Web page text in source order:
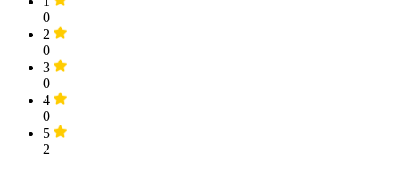
0
2
0
3
0
4
0
5
2